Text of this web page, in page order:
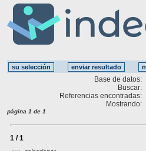
Base de datos:
Buscar:
Referencias encontradas:
Mostrando:
página 1 de 1
1 / 1